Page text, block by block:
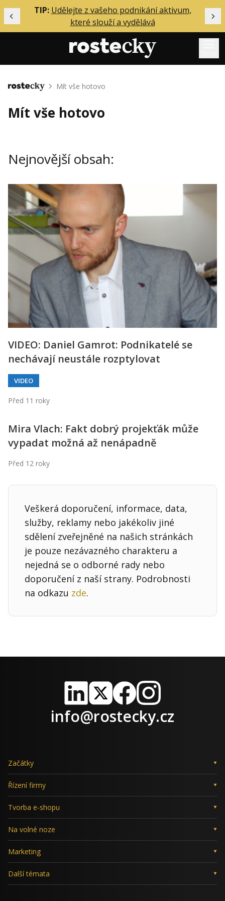
Předchozí
TIP: Udělejte z vašeho podnikání aktivum,
které slouží a vydělává
Mentoring
Solo
Inzerce
Přihlášení
Kontakt
Obchodní podmínky
Hledaná fráze Hledat
Domů Mít vše hotovo
Mít vše hotovo
Nejnovější obsah:
VIDEO: Daniel Gamrot: Podnikatelé se
nechávají neustále rozptylovat
VIDEO
Před 11 roky
Mira Vlach: Fakt dobrý projekťák může
vypadat možná až nenápadně
Před 12 roky
Veškerá doporučení, informace, data,
služby, reklamy nebo jakékoliv jiné
sdělení zveřejněné na našich stránkách
je pouze nezávazného charakteru a
nejedná se o odborné rady nebo
doporučení z naší strany. Podrobnosti
na odkazu zde.
LinkedIn
X FacebookInstagram
info@rostecky.cz
Začátky
Řízení firmy
Tvorba e-shopu
Na volné noze
Marketing
Další témata